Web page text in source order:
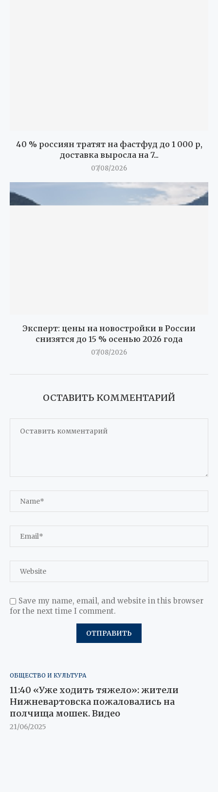
40 % россиян тратят на фастфуд до 1 000 р,
доставка выросла на 7...
07/08/2026
Эксперт: цены на новостройки в России
снизятся до 15 % осенью 2026 года
07/08/2026
ОСТАВИТЬ КОММЕНТАРИЙ
Save my name, email, and website in this browser
for the next time I comment.
ОБЩЕСТВО И КУЛЬТУРА
11:40 «Уже ходить тяжело»: жители
Нижневартовска пожаловались на
полчища мошек. Видео
21/06/2025